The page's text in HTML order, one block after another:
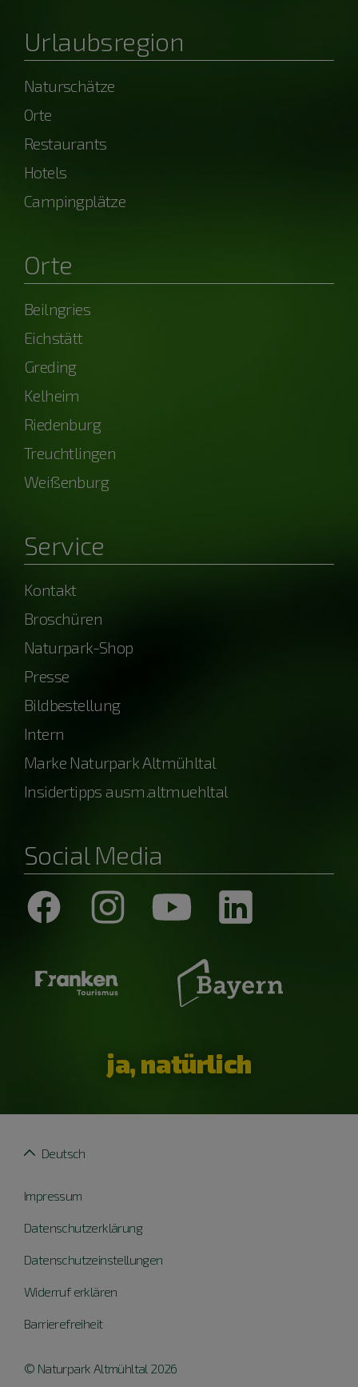
Urlaubsregion
Naturschätze
Orte
Restaurants
Hotels
Campingplätze
Orte
Beilngries
Eichstätt
Greding
Kelheim
Riedenburg
Treuchtlingen
Weißenburg
Service
Kontakt
Broschüren
Naturpark-Shop
Presse
Bildbestellung
Intern
Marke Naturpark Altmühltal
Insidertipps ausm.altmuehltal
Social Media
ja, natürlich
Impressum
Datenschutzerklärung
Datenschutzeinstellungen
Widerruf erklären
Barrierefreiheit
Deutsch
© Naturpark Altmühltal 2026